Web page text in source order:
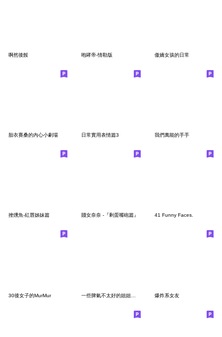
啊然後餒 咆哮帝-情勒版 傲嬌女孩的日常
胎衣賽桑的內心小劇場 日常實用表情篇3 我們萬能的手手
挫燻魚-紅唇姊妹篇 賤女奈奈 -『剩蛋嘴砲篇』 41 Funny Faces.
30後女子的MurMur 爆炸系女友